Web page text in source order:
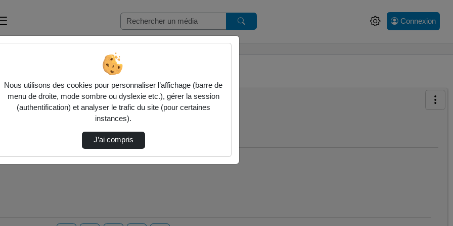
Connexion
Nous utilisons des cookies pour personnaliser l’affichage (barre de
menu de droite, mode sombre ou dyslexie etc.), gérer la session
(authentification) et analyser le trafic du site (pour certaines
instances).
J’ai compris